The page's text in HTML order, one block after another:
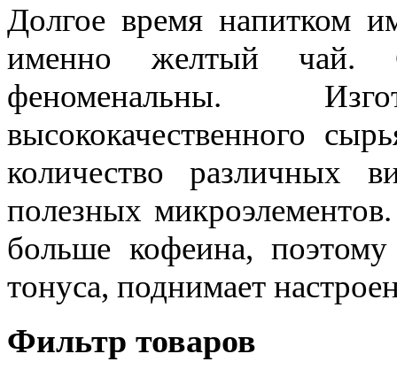
Долгое время напитком
именно желтый чай.
феноменальны.
высококачественного
количество различных
полезных
больше кофеина,
тонуса, поднимает
Фильтр товаров